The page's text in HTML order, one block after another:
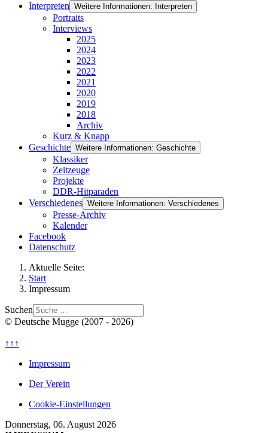
Interpreten Weitere Informationen: Interpreten
Portraits
Interviews
2025
2024
2023
2022
2021
2020
2019
2018
Archiv
Kurz & Knapp
Geschichte Weitere Informationen: Geschichte
Klassiker
Zeitzeuge
Projekte
DDR-Hitparaden
Verschiedenes Weitere Informationen: Verschiedenes
Presse-Archiv
Kalender
Facebook
Datenschutz
Aktuelle Seite:
Start
Impressum
Suchen
© Deutsche Mugge (2007 - 2026)
↑↑↑
Impressum
Der Verein
Cookie-Einstellungen
Donnerstag, 06. August 2026